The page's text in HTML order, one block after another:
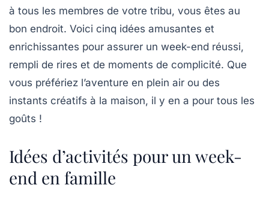
à tous les membres de votre tribu, vous êtes au
bon endroit. Voici cinq idées amusantes et
enrichissantes pour assurer un week-end réussi,
rempli de rires et de moments de complicité. Que
vous préfériez l’aventure en plein air ou des
instants créatifs à la maison, il y en a pour tous les
goûts !
Idées d’activités pour un week-
end en famille